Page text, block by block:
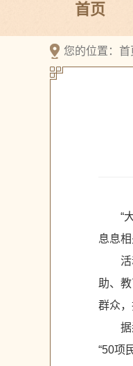
首页
您的位置： 首
“
息息
助、
群众
“50项